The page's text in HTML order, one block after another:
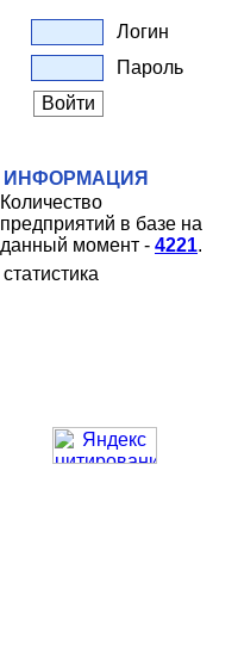
Логин
Пароль
ИНФОРМАЦИЯ
Количество
предприятий в базе на
данный момент - 4221.
статистика